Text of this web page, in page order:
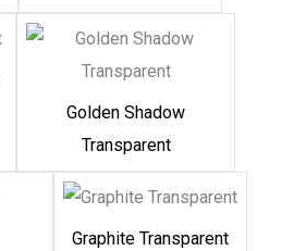
Golden Shadow
Transparent
Graphite Transparent